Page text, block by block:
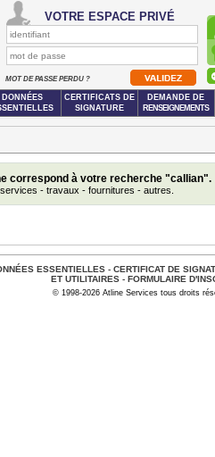
VOTRE ESPACE PRIVÉ
MOT DE PASSE PERDU ?
DONNÉES
CERTIFICATS DE
SIGNATURE
DEMANDE DE
RENSEIGNEMENTS
correspond à votre recherche "callian".
- travaux - fournitures - autres.
ESSENTIELLES- CERTIFICAT DE
ET UTILITAIRES - FORMULAIRE
© 1998-2026 Atline Services tous droits